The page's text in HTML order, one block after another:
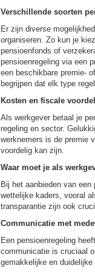
Verschillende soorten
Er zijn diverse
organiseren. Zo kun je
pensioenfonds of
pensioenregeling via een
een beschikbare premie-
begrijpen dat elk type
Kosten en fiscale
Als werkgever betaal je
regeling en sector.
werknemers is de premie
voordelig kan zijn.
Waar moet je als
Bij het aanbieden van
wettelijke kaders, vooral
transparantie zijn ook
Communicatie met
Een pensioenregeling
communicatie is cruciaal
gemakkelijke en